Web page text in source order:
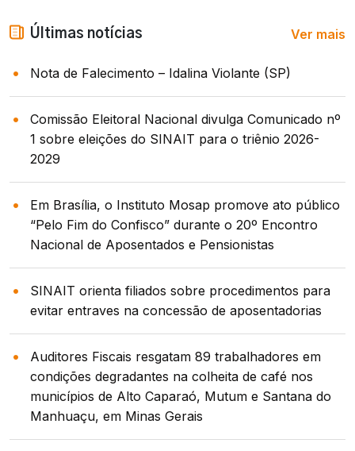
Últimas notícias Ver mais
Nota de Falecimento – Idalina Violante (SP)
Comissão Eleitoral Nacional divulga Comunicado nº
1 sobre eleições do SINAIT para o triênio 2026-
2029
Em Brasília, o Instituto Mosap promove ato público
“Pelo Fim do Confisco” durante o 20º Encontro
Nacional de Aposentados e Pensionistas
SINAIT orienta filiados sobre procedimentos para
evitar entraves na concessão de aposentadorias
Auditores Fiscais resgatam 89 trabalhadores em
condições degradantes na colheita de café nos
municípios de Alto Caparaó, Mutum e Santana do
Manhuaçu, em Minas Gerais